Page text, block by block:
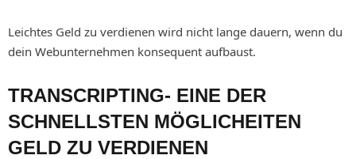
Leichtes Geld zu verdienen wird nicht lange dauern, wenn du
dein Webunternehmen konsequent aufbaust.
TRANSCRIPTING- EINE DER
SCHNELLSTEN MÖGLICHEITEN
GELD ZU VERDIENEN